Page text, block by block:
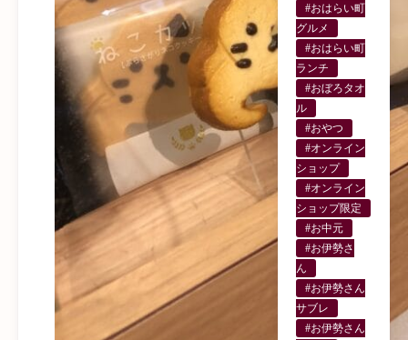
#おはらい町
グルメ
#おはらい町
ランチ
#おぼろタオ
ル
#おやつ
#オンライン
ショップ
#オンライン
ショップ限定
#お中元
#お伊勢さ
ん
#お伊勢さん
サブレ
#お伊勢さん